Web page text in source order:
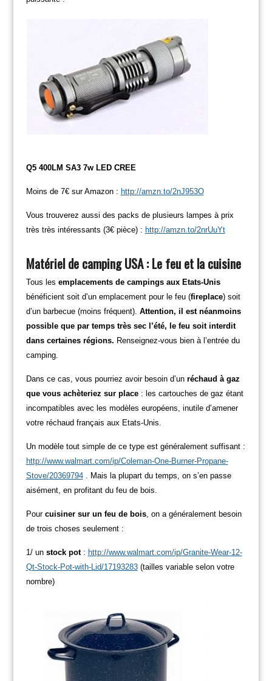
Q5 400LM SA3 7w LED CREE
Moins de 7€ sur Amazon : http://amzn.to/2nJ953O
Vous trouverez aussi des packs de plusieurs lampes à prix
très très intéressants (3€ pièce) : http://amzn.to/2nrUuYt
Matériel de camping USA : Le feu et la cuisine
Tous les emplacements de campings aux Etats-Unis
bénéficient soit d’un emplacement pour le feu (fireplace) soit
d’un barbecue (moins fréquent). Attention, iI est néanmoins
possible que par temps très sec l’été, le feu soit interdit
dans certaines régions. Renseignez-vous bien à l’entrée du
camping.
Dans ce cas, vous pourriez avoir besoin d’un réchaud à gaz
que vous achèteriez sur place: les cartouches de gaz étant
incompatibles avec les modèles européens, inutile d’amener
votre réchaud français aux Etats-Unis.
Un modèle tout simple de ce type est généralement suffisant :
http://www.walmart.com/ip/Coleman-One-Burner-Propane-
Stove/20369794.
Mais la plupart du temps, on s’en passe
aisément, en profitant du feu de bois.
Pour cuisiner sur un feu de bois, on a généralement besoin
de trois choses seulement :
1/ un stock pot: http://www.walmart.com/ip/Granite-Wear-12-
Qt-Stock-Pot-with-Lid/17193283(tailles variable selon votre
nombre)